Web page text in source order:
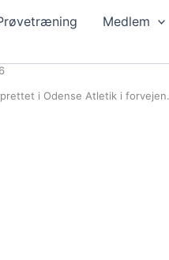
Medlem
i Odense Atletik i forvejen.